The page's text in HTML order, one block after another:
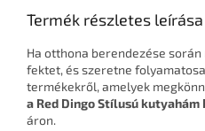
Termék részletes leírása
Ha otthona berendezése
fektet, és szeretne
termékekről, amelyek
a Red Dingo Stílusú kutyahám
áron.